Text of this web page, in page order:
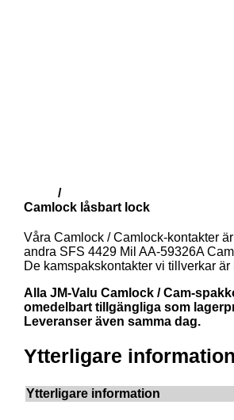
/
Camlock låsbart lock
Våra Camlock / Camlock-kontakter
andra SFS 4429 Mil AA-59326A
De kamspakskontakter vi tillverkar är
Alla JM-Valu Camlock / Cam-
omedelbart tillgängliga som
Leveranser även samma dag.
Ytterligare information
Ytterligare information